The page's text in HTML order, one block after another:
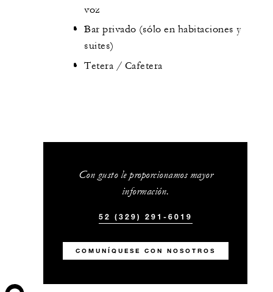
voz
Bar privado (sólo en habitaciones y
suites)
Tetera / Cafetera
Con gusto le proporcionamos mayor
información.
52 (329) 291-6019
COMUNÍQUESE CON NOSOTROS